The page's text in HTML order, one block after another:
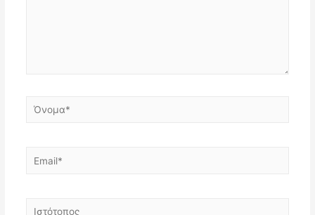
Όνομα*
Email*
Ιστότοπος